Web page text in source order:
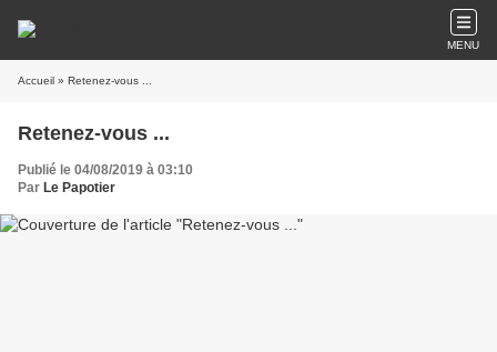
MENU
Accueil » Retenez-vous ...
Retenez-vous ...
Publié le 04/08/2019 à 03:10
Par Le Papotier